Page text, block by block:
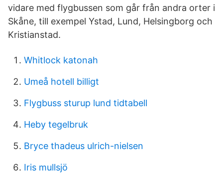
vidare med flygbussen som går från andra orter i
Skåne, till exempel Ystad, Lund, Helsingborg och
Kristianstad.
Whitlock katonah
Umeå hotell billigt
Flygbuss sturup lund tidtabell
Heby tegelbruk
Bryce thadeus ulrich-nielsen
Iris mullsjö